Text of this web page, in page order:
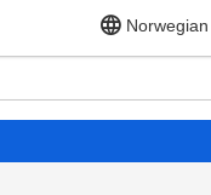
Norwegian